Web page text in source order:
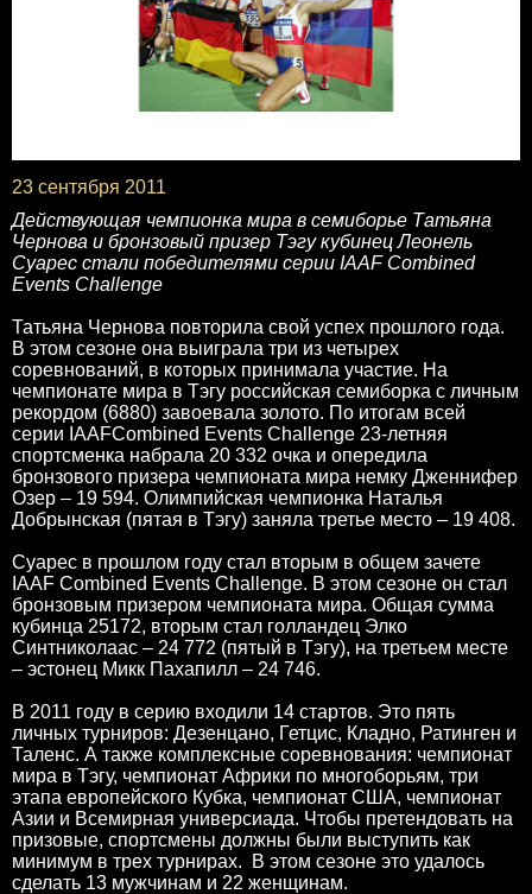
23 сентября 2011
Действующая чемпионка мира в семиборье Татьяна
Чернова и бронзовый призер Тэгу кубинец Леонель
Суарес стали победителями серии IAAF Combined
Events Challenge
Татьяна Чернова повторила свой успех прошлого года.
В этом сезоне она выиграла три из четырех
соревнований, в которых принимала участие. На
чемпионате мира в Тэгу российская семиборка с личным
рекордом (6880) завоевала золото. По итогам всей
серии IAAFCombined Events Challenge 23-летняя
спортсменка набрала 20 332 очка и опередила
бронзового призера чемпионата мира немку Дженнифер
Озер – 19 594. Олимпийская чемпионка Наталья
Добрынская (пятая в Тэгу) заняла третье место – 19 408.
Суарес в прошлом году стал вторым в общем зачете
IAAF Combined Events Challenge. В этом сезоне он стал
бронзовым призером чемпионата мира. Общая сумма
кубинца 25172, вторым стал голландец Элко
Синтниколаас – 24 772 (пятый в Тэгу), на третьем месте
– эстонец Микк Пахапилл – 24 746.
В 2011 году в серию входили 14 стартов. Это пять
личных турниров: Дезенцано, Гетцис, Кладно, Ратинген и
Таленс. А также комплексные соревнования: чемпионат
мира в Тэгу, чемпионат Африки по многоборьям, три
этапа европейского Кубка, чемпионат США, чемпионат
Азии и Всемирная универсиада. Чтобы претендовать на
призовые, спортсмены должны были выступить как
минимум в трех турнирах. В этом сезоне это удалось
сделать 13 мужчинам и 22 женщинам.